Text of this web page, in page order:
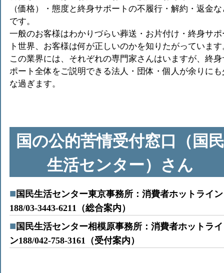
（価格）・態度と終身サポートの不履行・解約・返金な
です。
一般のお客様はわかりづらい葬送・お片付け・終身サポ
ト世界、お客様は何が正しいのかを知りたがっています
この業界には、それぞれの専門家さんはいますが、終身
ポート全体をご説明できる法人・団体・個人が余りにも
な過ぎます。
国の公的苦情受付窓口（国民
生活センター）さん
国民生活センター東京事務所：消費者ホットライン
188/03-3443-6211（総合案内）
国民生活センター相模原事務所：消費者ホットライ
ン188/042-758-3161（受付案内）